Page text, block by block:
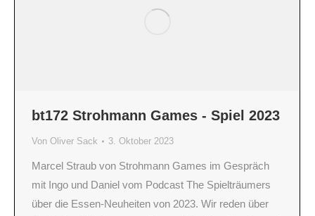
bt172 Strohmann Games - Spiel 2023
Von Oliver Sack 3. Oktober 2023
Marcel Straub von Strohmann Games im Gespräch
mit Ingo und Daniel vom Podcast The Spielträumers
über die Essen-Neuheiten von 2023. Wir reden über